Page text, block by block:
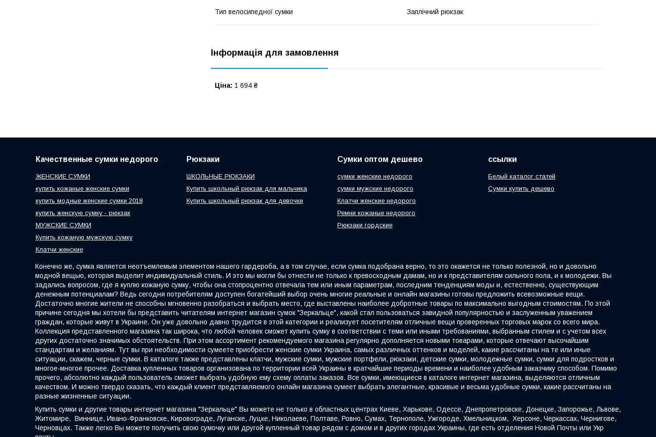
Тип велосипедної сумки Заплічний рюкзак
Інформація для замовлення
Ціна: 1 694 ₴
Качественные сумки недорого
ЖЕНСКИЕ СУМКИ
купить кожаные женские сумки
купить модные женские сумки 2018
купить женскую сумку - рюкзак
МУЖСКИЕ СУМКИ
Купить кожаную мужскую сумку
Клатчи женские
Рюкзаки
ШКОЛЬНЫЕ РЮКЗАКИ
Купить школьный рюкзак для мальчика
Купить школьный рюкзак для девочки
Сумки оптом дешево
сумки женские недорого
сумки мужские недорого
Клатчи женские недорого
Ремни кожаные недорого
Рюкзаки гордские
ссылки
Белый каталог статей
Сумки купить дешево
Конечно же, сумка является неотъемлемым элементом нашего гардероба, а в том случае, если сумка подобрана верно, то это окажется не только полезной, но и довольно
модной вещью, которая выделит индивидуальный стиль. И это мы могли бы отнести не только к превосходным дамам, но и к представителям сильного пола, и к молодежи. Вы
задались вопросом, где я куплю кожаную сумку, чтобы она стопроцентно отвечала тем или иным параметрам, последним тенденциям моды и, естественно, существующим
денежным потенциалам? Ведь сегодня потребителям доступен богатейший выбор очень многие реальные и онлайн магазины готовы предложить всевозможные вещи.
Достаточно многие жители не способны мгновенно разобраться и выбрать место, где выставлены наиболее добротные товары по максимально выгодным стоимостям. По этой
причине сегодня мы хотели бы представить читателям интернет магазин сумок "Зеркальце", какой стал пользоваться завидной популярностью и заслуженным уважением
граждан, которые живут в Украине. Он уже довольно давно трудится в этой категории и реализует посетителям отличные вещи проверенных торговых марок со всего мира.
Коллекция представленного магазина так широка, что любой человек сможет купить сумку в соответствии с теми или иными требованиями, выбранным стилем и с учетом всех
других достаточно значимых обстоятельств. При этом ассортимент рекомендуемого магазина регулярно дополняется новыми товарами, которые отвечают высочайшим
стандартам и желаниям. Тут вы при необходимости сумеете приобрести женские сумки Украина, самых различных оттенков и моделей, какие рассчитаны на те или иные
ситуации, скажем, черные сумки. В каталоге также представлены клатчи, мужские сумки, мужские портфели, рюкзаки, детские сумки, молодежные сумки, сумки для подростков и
многое-многое прочее. Доставка купленных товаров организована по территории всей Украины в кратчайшие периоды времени и наиболее удобным заказчику способом. Помимо
прочего, абсолютно каждый пользователь сможет выбрать удобную ему схему оплаты заказов. Все сумки, имеющиеся в каталоге интернет магазина, выделяются отличным
качеством. И можно твердо сказать, что каждый клиент представляемого онлайн магазина сумеет выбрать элегантные, красивые и весьма удобные сумки, какие рассчитаны на
разные жизненные ситуации.
Купить сумки и другие товары интернет магазина "Зеркальце" Вы можете не только в областных центрах Киеве, Харькове, Одессе, Днепропетровске, Донецке, Запорожье, Львове,
Житомире, Виннице, Ивано-Франковске, Кировограде, Луганске, Луцке, Николаеве, Полтаве, Ровно, Сумах, Тернополе, Ужгороде, Хмельницком, Херсоне, Черкассах, Чернигове,
Черновцах. Также легко Вы можете получить свою сумочку или другой купленный товар рядом с домом и в других городах Украины, где есть отделения Новой Почты или Укр